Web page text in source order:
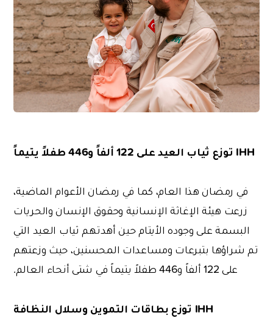
IHH توزع ثياب العيد على 122 ألفاً و446 طفلاً يتيماً
في رمضان هذا العام، كما في رمضان الأعوام الماضية،
زرعت هيئة الإغاثة الإنسانية وحقوق الإنسان والحريات
البسمة على وجوده الأيتام حين أهدتهم ثياب العيد التي
تم شراؤها بتبرعات ومساعدات المحسنين، حيث وزعتهم
على 122 ألفاً و446 طفلاً يتيماً في شتى أنحاء العالم.
IHH توزع بطاقات التموين وسلال النظافة